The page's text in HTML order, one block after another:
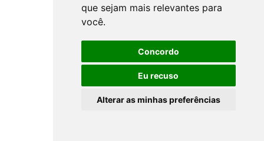
que sejam mais relevantes para
você.
Concordo
Eu recuso
Alterar as minhas preferências